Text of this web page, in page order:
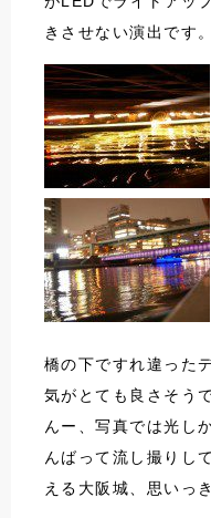
きさせない演出です
橋の下ですれ違った
気がとても良さそう
んー、写真では光し
んばって流し撮りし
える大阪城、思いっ